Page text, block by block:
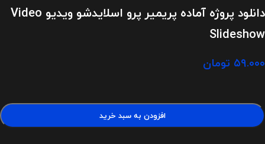
دانلود پروژه آماده پریمیر پرو اسلایدشو ویدیو Video
Slideshow
۵۹.۰۰۰ تومان
افزودن به سبد خرید